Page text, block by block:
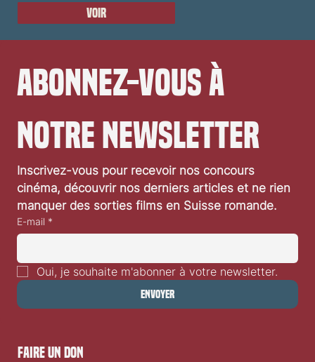
Voir
Abonnez-vous à
notre newsletter
Inscrivez-vous pour recevoir nos concours
cinéma, découvrir nos derniers articles et ne rien
manquer des sorties films en Suisse romande.
E-mail *
Oui, je souhaite m'abonner à votre newsletter.
Envoyer
faire un don